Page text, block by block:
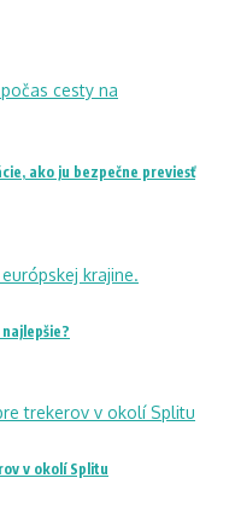
ako ju bezpečne previesť
v okolí Splitu